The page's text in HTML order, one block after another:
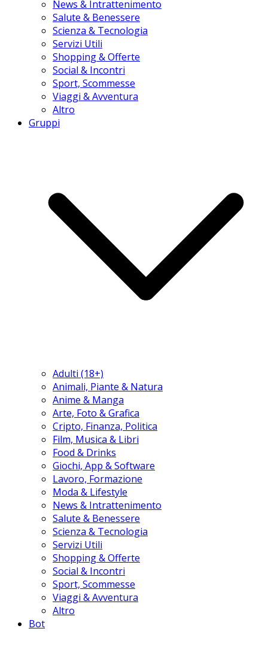
News & Intrattenimento
Salute & Benessere
Scienza & Tecnologia
Servizi Utili
Shopping & Offerte
Social & Incontri
Sport, Scommesse
Viaggi & Avventura
Altro
Gruppi
Adulti (18+)
Animali, Piante & Natura
Anime & Manga
Arte, Foto & Grafica
Cripto, Finanza, Politica
Film, Musica & Libri
Food & Drinks
Giochi, App & Software
Lavoro, Formazione
Moda & Lifestyle
News & Intrattenimento
Salute & Benessere
Scienza & Tecnologia
Servizi Utili
Shopping & Offerte
Social & Incontri
Sport, Scommesse
Viaggi & Avventura
Altro
Bot